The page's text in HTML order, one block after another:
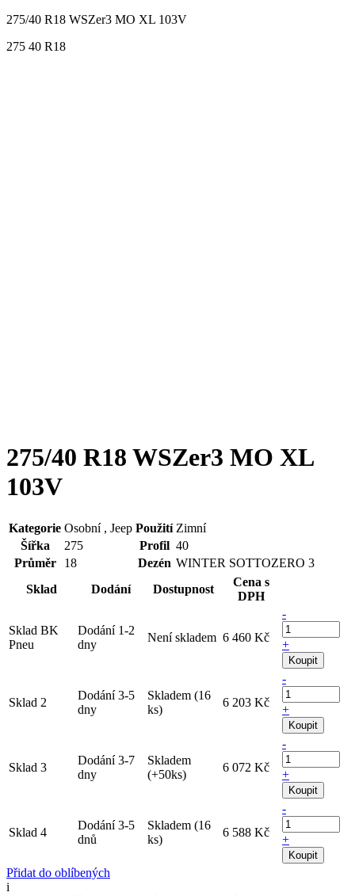
275/40 R18 WSZer3 MO XL 103V
275 40 R18
275/40 R18 WSZer3 MO XL
103V
Kategorie Osobní , Jeep Použití Zimní
Šířka
275 Profil 40
Průměr
18 Dezén WINTER SOTTOZERO 3
Sklad
Dodání Dostupnost
Cena s
DPH
Sklad BK
Pneu
Dodání 1-2
dny
Není skladem 6 460 Kč
-
+
Koupit
Sklad 2
Dodání 3-5
dny
Skladem (16
ks)
6 203 Kč
-
+
Koupit
Sklad 3
Dodání 3-7
dny
Skladem
(+50ks)
6 072 Kč
-
+
Koupit
Sklad 4
Dodání 3-5
dnů
Skladem (16
ks)
6 588 Kč
-
+
Koupit
Přidat do oblíbených
i